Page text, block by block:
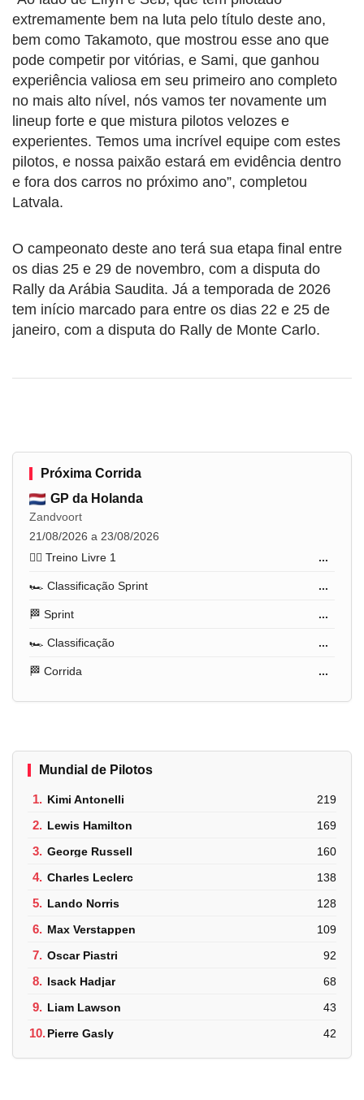
extremamente bem na luta pelo título deste ano,
bem como Takamoto, que mostrou esse ano que
pode competir por vitórias, e Sami, que ganhou
experiência valiosa em seu primeiro ano completo
no mais alto nível, nós vamos ter novamente um
lineup forte e que mistura pilotos velozes e
experientes. Temos uma incrível equipe com estes
pilotos, e nossa paixão estará em evidência dentro
e fora dos carros no próximo ano”, completou
Latvala.
O campeonato deste ano terá sua etapa final entre
os dias 25 e 29 de novembro, com a disputa do
Rally da Arábia Saudita. Já a temporada de 2026
tem início marcado para entre os dias 22 e 25 de
janeiro, com a disputa do Rally de Monte Carlo.
Próxima Corrida
GP da Holanda
Zandvoort
21/08/2026 a 23/08/2026
🏋️‍♂️ Treino Livre 1
...
🏎️ Classificação Sprint ...
🏁 Sprint ...
🏎️ Classificação ...
🏁 Corrida ...
Mundial de Pilotos
1. Kimi Antonelli 219
2. Lewis Hamilton 169
3. George Russell 160
4. Charles Leclerc 138
5. Lando Norris 128
6. Max Verstappen 109
7. Oscar Piastri 92
8. Isack Hadjar 68
9. Liam Lawson 43
10.Pierre Gasly 42